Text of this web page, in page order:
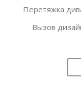
Перетяжка
Вызов